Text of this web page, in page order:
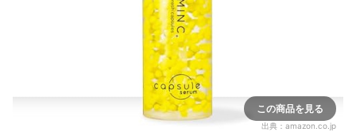
この商品を見る
出典： amazon.co.jp